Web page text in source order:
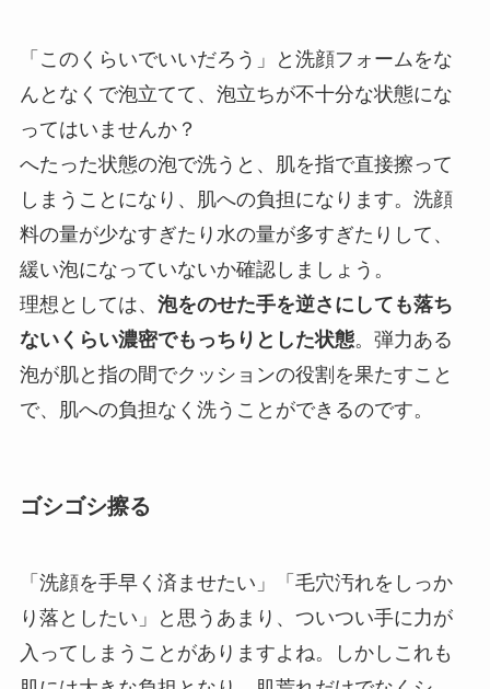
「このくらいでいいだろう」と洗顔フォームをな
んとなくで泡立てて、泡立ちが不十分な状態にな
ってはいませんか？
へたった状態の泡で洗うと、肌を指で直接擦って
しまうことになり、肌への負担になります。洗顔
料の量が少なすぎたり水の量が多すぎたりして、
緩い泡になっていないか確認しましょう。
理想としては、 泡をのせた手を逆さにしても落ち
ないくらい濃密でもっちりとした状態。弾力ある
泡が肌と指の間でクッションの役割を果たすこと
で、肌への負担なく洗うことができるのです。
ゴシゴシ擦る
「洗顔を手早く済ませたい」「毛穴汚れをしっか
り落としたい」と思うあまり、ついつい手に力が
入ってしまうことがありますよね。しかしこれも